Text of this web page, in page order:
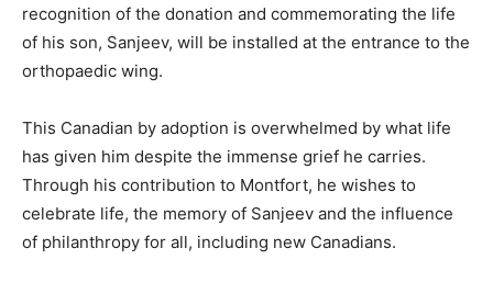
recognition of the donation and commemorating the life
of his son, Sanjeev, will be installed at the entrance to the
orthopaedic wing.
This Canadian by adoption is overwhelmed by what life
has given him despite the immense grief he carries.
Through his contribution to Montfort, he wishes to
celebrate life, the memory of Sanjeev and the influence
of philanthropy for all, including new Canadians.